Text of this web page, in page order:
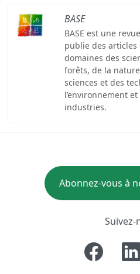
BASE
BASE est une
publie des
domaines des
forêts, de la
sciences et des
l’environnement
industries.
Abonnez-vous à
Suivez-